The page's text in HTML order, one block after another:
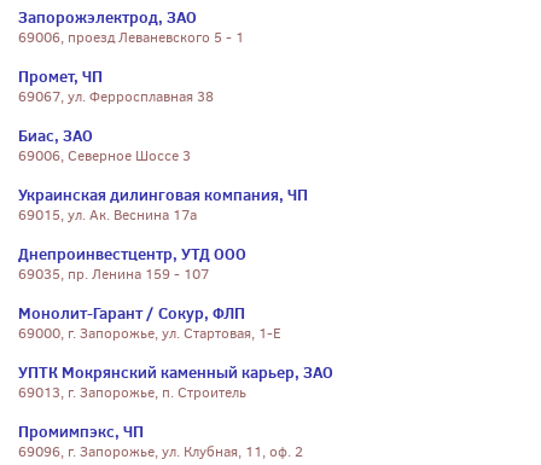
Запорожэлектрод, ЗАО
69006, проезд Леваневского 5 - 1
Промет, ЧП
69067, ул. Ферросплавная 38
Биас, ЗАО
69006, Северное Шоссе 3
Украинская дилинговая компания, ЧП
69015, ул. Ак. Веснина 17а
Днепроинвестцентр, УТД ООО
69035, пр. Ленина 159 - 107
Монолит-Гарант / Сокур, ФЛП
69000, г. Запорожье, ул. Стартовая, 1-Е
УПТК Мокрянский каменный карьер, ЗАО
69013, г. Запорожье, п. Строитель
Промимпэкс, ЧП
69096, г. Запорожье, ул. Клубная, 11, оф. 2